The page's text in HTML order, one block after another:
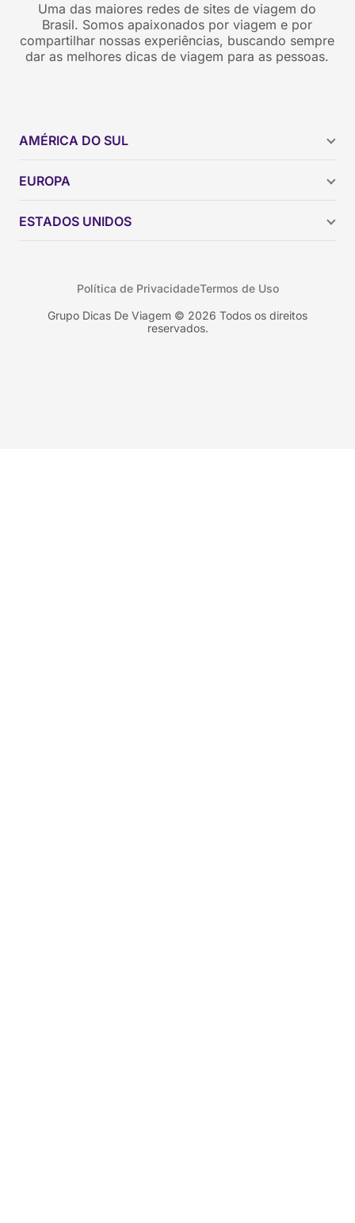
Uma das maiores redes de sites de viagem do
Brasil. Somos apaixonados por viagem e por
compartilhar nossas experiências, buscando sempre
dar as melhores dicas de viagem para as pessoas.
AMÉRICA DO SUL
Brasil
Colômbia
EUROPA
ESTADOS UNIDOS
Nova York
Grupo Dicas De Viagem © 2026 Todos os direitos
reservados.
Política de PrivacidadeTermos de Uso